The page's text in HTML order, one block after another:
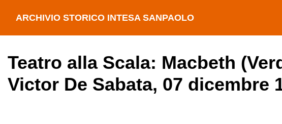
ARCHIVIO STORICO INTESA SANPAOLO
Teatro alla Scala: Macbeth
Victor De Sabata, 07 dicembre